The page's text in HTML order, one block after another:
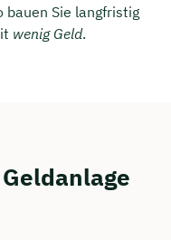
bauen Sie langfristig
wenig Geld.